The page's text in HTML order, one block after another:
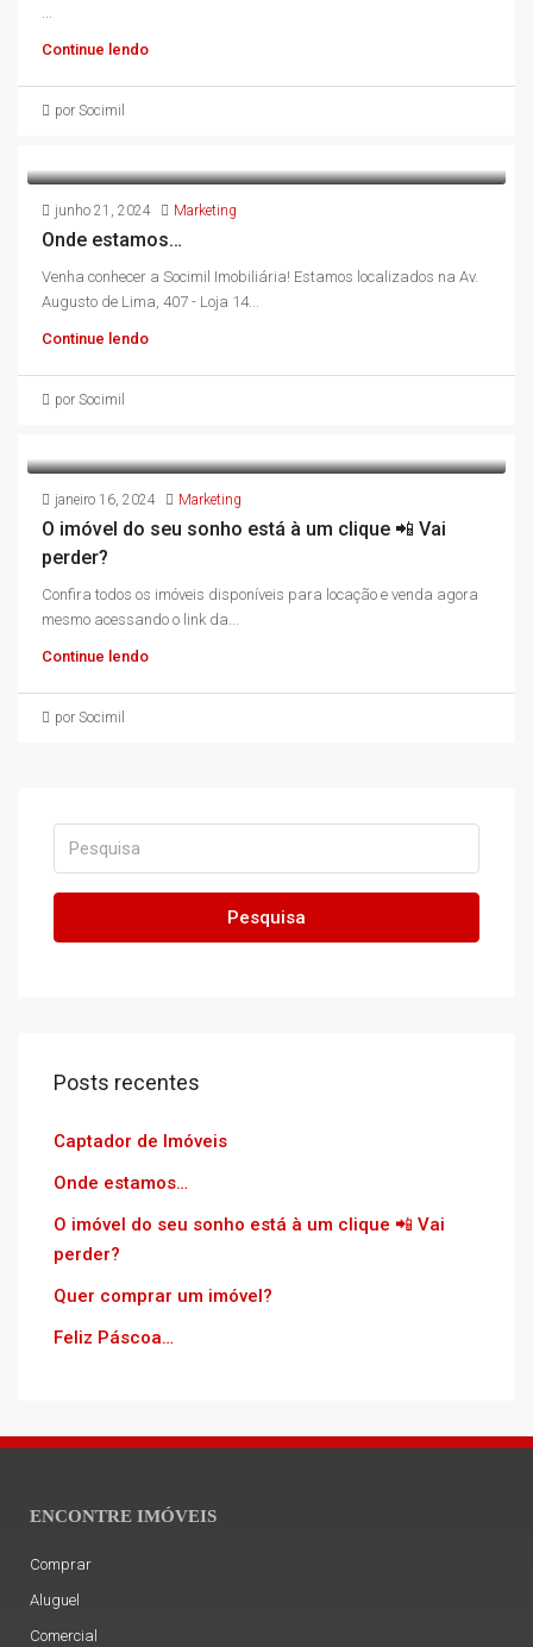
Continue lendo
por Socimil
junho 21, 2024 Marketing
Onde estamos…
Venha conhecer a Socimil Imobiliária! Estamos localizados na Av.
Augusto de Lima, 407 - Loja 14...
Continue lendo
por Socimil
janeiro 16, 2024 Marketing
O imóvel do seu sonho está à um clique 📲 Vai
perder?
Confira todos os imóveis disponíveis para locação e venda agora
mesmo acessando o link da...
Continue lendo
por Socimil
Pesquisa
Posts recentes
Captador de Imóveis
Onde estamos…
O imóvel do seu sonho está à um clique 📲 Vai
perder?
Quer comprar um imóvel?
Feliz Páscoa…
ENCONTRE IMÓVEIS
Comprar
Aluguel
Comercial